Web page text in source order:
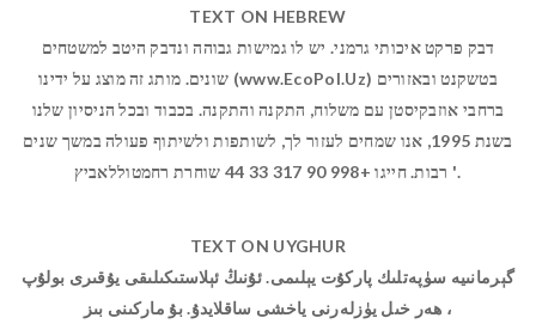
TEXT ON HEBREW
דבק פרקט איכותי גרמני. יש לו גמישות גבוהה ונדבק היטב למשטחים
שונים. מותג זה מוצג על ידינו (www.EcoPol.Uz) בטשקנט ובאזורים
ברחבי אוזבקיסטן עם משלוח, התקנה והתקנה. בכבוד ובכל הניסיון שלנו
בשנת 1995, אנו שמחים לעזור לך, לשותפות ולשיתוף פעולה במשך שנים
רבות. חייגו +998 90 317 33 44 שוחרת רחמטוללאביץ '.
TEXT ON UYGHUR
گېرمانىيە سۈپەتلىك پاركۇت يېلىمى. ئۇنىڭ ئېلاستىكىلىقى يۇقىرى بولۇپ
، ھەر خىل يۈزلەرنى ياخشى ساقلايدۇ. بۇ ماركىنى بىز